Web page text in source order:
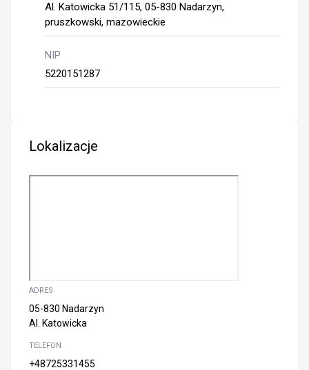
Al. Katowicka 51/115, 05-830 Nadarzyn,
pruszkowski, mazowieckie
NIP
5220151287
Lokalizacje
ADRES
05-830 Nadarzyn
Al. Katowicka
TELEFON
+48725331455